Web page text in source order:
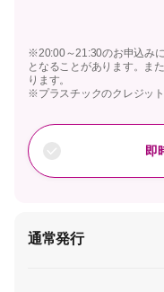
※20:00～21:30のお申込み
となることがあります。ま
ります。
※プラスチックのクレジッ
即
通常発行